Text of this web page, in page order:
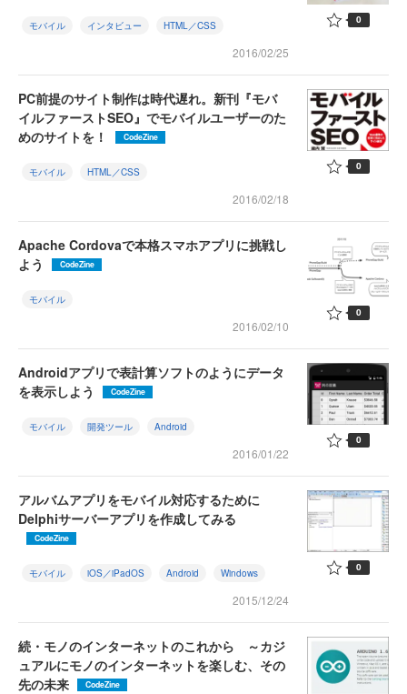
モバイル インタビュー HTML／CSS
2016/02/25
0
PC前提のサイト制作は時代遅れ。新刊『モバ
イルファーストSEO』でモバイルユーザーのた
めのサイトを！
CodeZine
モバイル HTML／CSS
2016/02/18
0
Apache Cordovaで本格スマホアプリに挑戦し
よう
CodeZine
モバイル
2016/02/10
0
Androidアプリで表計算ソフトのようにデータ
を表示しよう
CodeZine
モバイル 開発ツール Android
2016/01/22
0
アルバムアプリをモバイル対応するために
Delphiサーバーアプリを作成してみる
CodeZine
モバイル iOS／iPadOS Android Windows
2015/12/24
0
続・モノのインターネットのこれから ～カジ
ュアルにモノのインターネットを楽しむ、その
先の未来
CodeZine